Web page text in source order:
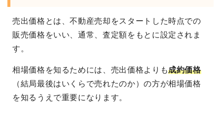
売出価格とは、不動産売却をスタートした時点での
販売価格をいい、通常、査定額をもとに設定されま
す。
相場価格を知るためには、売出価格よりも成約価格
（結局最後はいくらで売れたのか）の方が相場価格
を知るうえで重要になります。